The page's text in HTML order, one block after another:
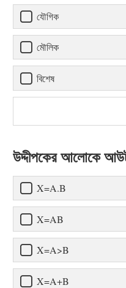
যৌগিক
মৌলিক
বিশেষ
উদ্দীপকের আলোকে
X=A.B
X=AB
X=A>B
X=A+B